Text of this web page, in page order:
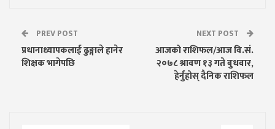
PREV POST
प्रधानाध्यापकलाई ढुङ्गाले हानेर
शिक्षक भागेपछि
NEXT POST
आजको राशिफल/आज वि.सं.
२०७८ श्रावण १३ गते बुधवार,
हेर्नुहोस् दैनिक राशिफल